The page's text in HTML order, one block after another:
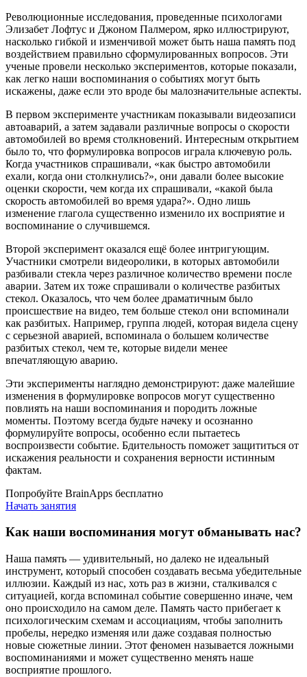
Революционные исследования, проведенные психологами
Элизабет Лофтус и Джоном Палмером, ярко иллюстрируют,
насколько гибкой и изменчивой может быть наша память под
воздействием правильно сформулированных вопросов. Эти
ученые провели несколько экспериментов, которые показали,
как легко наши воспоминания о событиях могут быть
искажены, даже если это вроде бы малозначительные аспекты.
В первом эксперименте участникам показывали видеозаписи
автоаварий, а затем задавали различные вопросы о скорости
автомобилей во время столкновений. Интересным открытием
было то, что формулировка вопросов играла ключевую роль.
Когда участников спрашивали, «как быстро автомобили
ехали, когда они столкнулись?», они давали более высокие
оценки скорости, чем когда их спрашивали, «какой была
скорость автомобилей во время удара?». Одно лишь
изменение глагола существенно изменило их восприятие и
воспоминание о случившемся.
Второй эксперимент оказался ещё более интригующим.
Участники смотрели видеоролики, в которых автомобили
разбивали стекла через различное количество времени после
аварии. Затем их тоже спрашивали о количестве разбитых
стекол. Оказалось, что чем более драматичным было
происшествие на видео, тем больше стекол они вспоминали
как разбитых. Например, группа людей, которая видела сцену
с серьезной аварией, вспоминала о большем количестве
разбитых стекол, чем те, которые видели менее
впечатляющую аварию.
Эти эксперименты наглядно демонстрируют: даже малейшие
изменения в формулировке вопросов могут существенно
повлиять на наши воспоминания и породить ложные
моменты. Поэтому всегда будьте начеку и осознанно
формулируйте вопросы, особенно если пытаетесь
воспроизвести событие. Бдительность поможет защититься от
искажения реальности и сохранения верности истинным
фактам.
Попробуйте BrainApps бесплатно
Начать занятия
Как наши воспоминания могут обманывать нас?
Наша память — удивительный, но далеко не идеальный
инструмент, который способен создавать весьма убедительные
иллюзии. Каждый из нас, хоть раз в жизни, сталкивался с
ситуацией, когда вспоминал событие совершенно иначе, чем
оно происходило на самом деле. Память часто прибегает к
психологическим схемам и ассоциациям, чтобы заполнить
пробелы, нередко изменяя или даже создавая полностью
новые сюжетные линии. Этот феномен называется ложными
воспоминаниями и может существенно менять наше
восприятие прошлого.